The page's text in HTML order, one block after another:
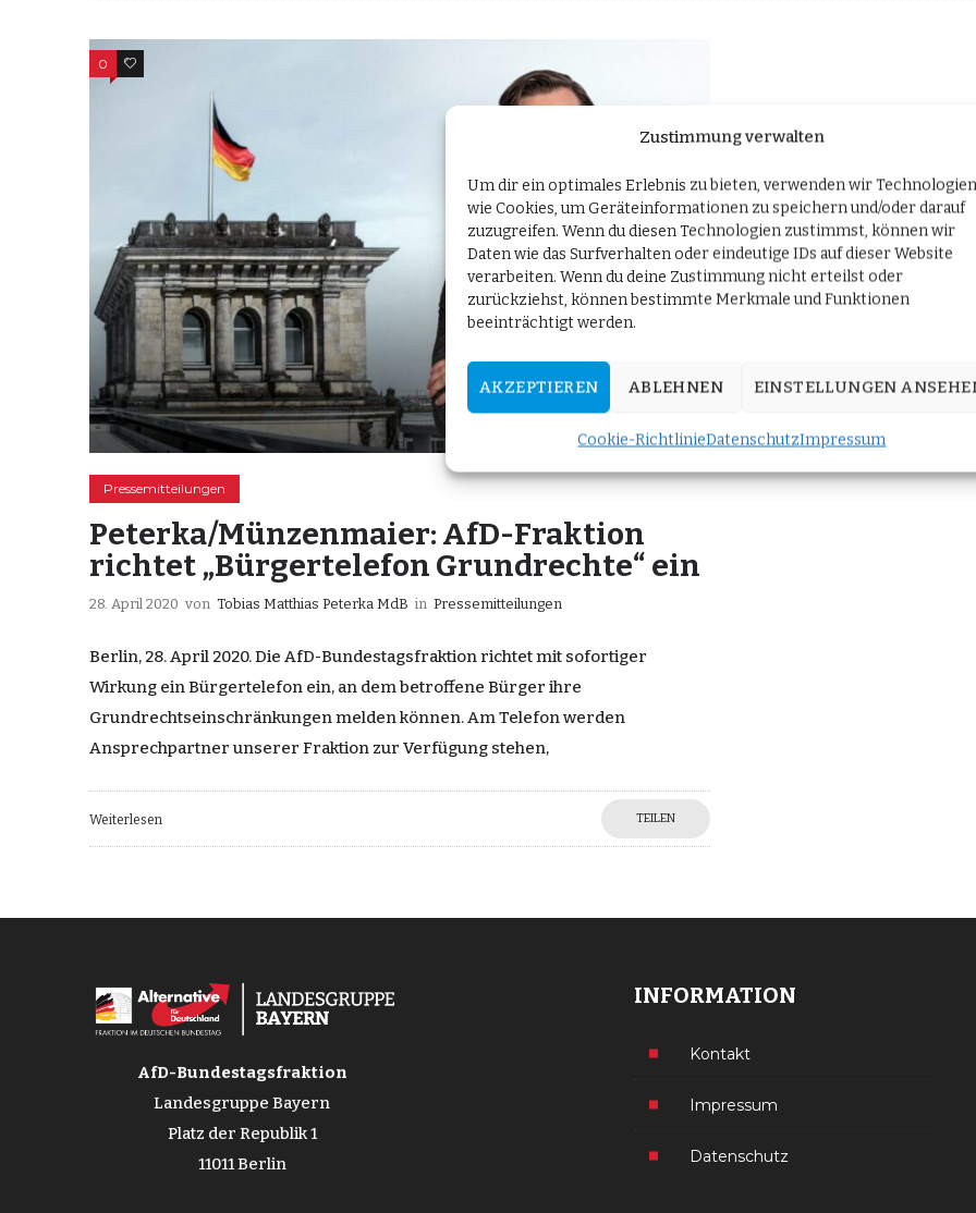
Zustimmung verwalten
Um dir ein optimales Erlebnis zu bieten, verwenden wir Technologien
wie Cookies, um Geräteinformationen zu speichern und/oder darauf
zuzugreifen. Wenn du diesen Technologien zustimmst, können wir
Daten wie das Surfverhalten oder eindeutige IDs auf dieser Website
verarbeiten. Wenn du deine Zustimmung nicht erteilst oder
zurückziehst, können bestimmte Merkmale und Funktionen
beeinträchtigt werden.
AKZEPTIEREN ABLEHNEN EINSTELLUNGEN
Cookie-RichtlinieDatenschutzImpressum
0 0
Pressemitteilungen
Peterka/Münzenmaier: AfD-Fraktion
richtet „Bürgertelefon Grundrechte“ ein
28. April 2020 von Tobias Matthias Peterka MdB in Pressemitteilungen
Berlin, 28. April 2020. Die AfD-Bundestagsfraktion richtet mit sofortiger
Wirkung ein Bürgertelefon ein, an dem betroffene Bürger ihre
Grundrechtseinschränkungen melden können. Am Telefon werden
Ansprechpartner unserer Fraktion zur Verfügung stehen,
Weiterlesen TEILEN
AfD-Bundestagsfraktion
Landesgruppe Bayern
Platz der Republik 1
11011 Berlin
INFORMATION
Kontakt
Impressum
Datenschutz